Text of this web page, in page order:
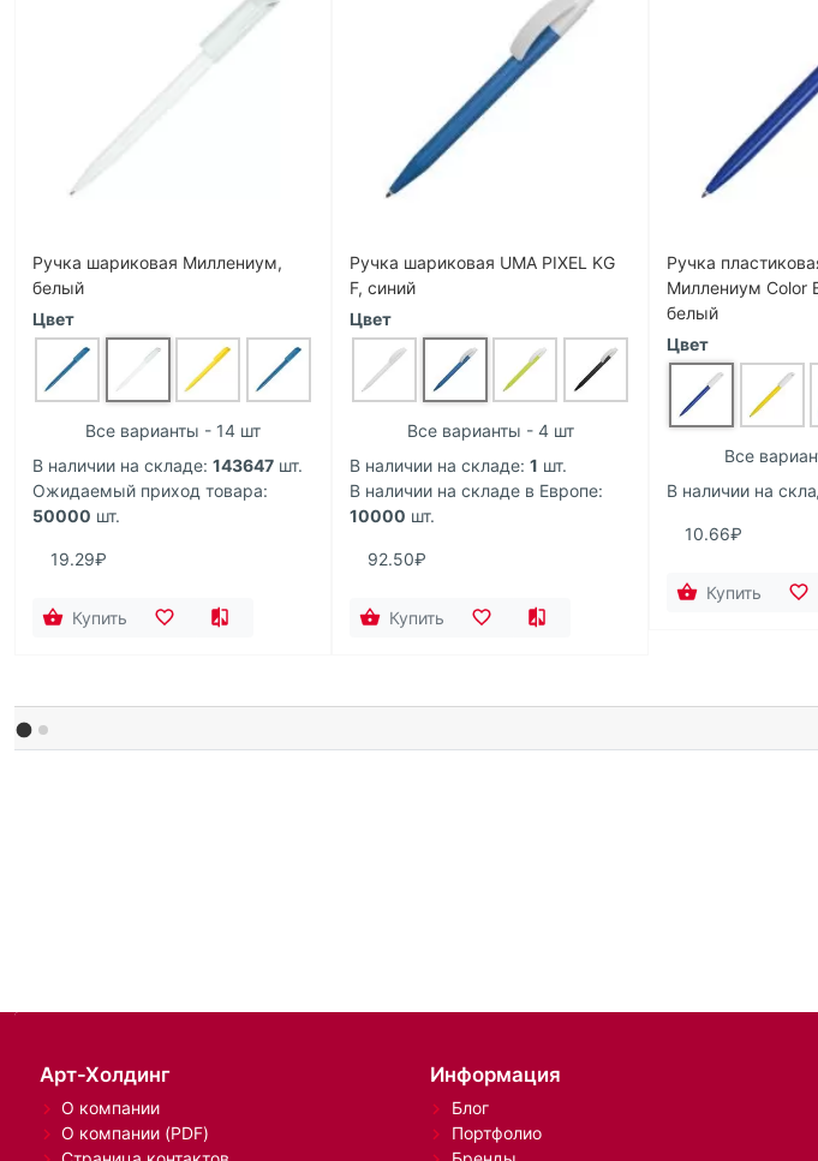
Ручка шариковая Миллениум,
белый
Цвет
Все варианты - 14 шт
В наличии на складе: 143647 шт.
Ожидаемый приход товара:
50000 шт.
19.29₽
Купить
Ручка шариковая UMA PIXEL KG
F, синий
Цвет
Все варианты - 4 шт
В наличии на складе: 1 шт.
В наличии на складе в Европе:
10000 шт.
92.50₽
Купить
Ручка
Миллениум Color
белый
Цвет
Все
В наличии на
10.66₽
Купить
Арт-Холдинг
О компании
О компании (PDF)
Информация
Блог
Портфолио